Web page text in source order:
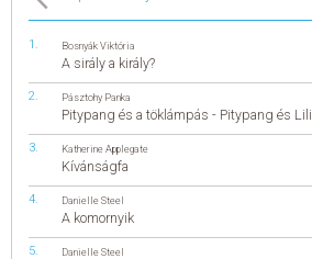
Bosnyák Viktória
A sirály a király?
Pásztohy Panka
Pitypang és a töklámpás - Pitypang és Lili
Katherine Applegate
Kívánságfa
Danielle Steel
A komornyik
Danielle Steel